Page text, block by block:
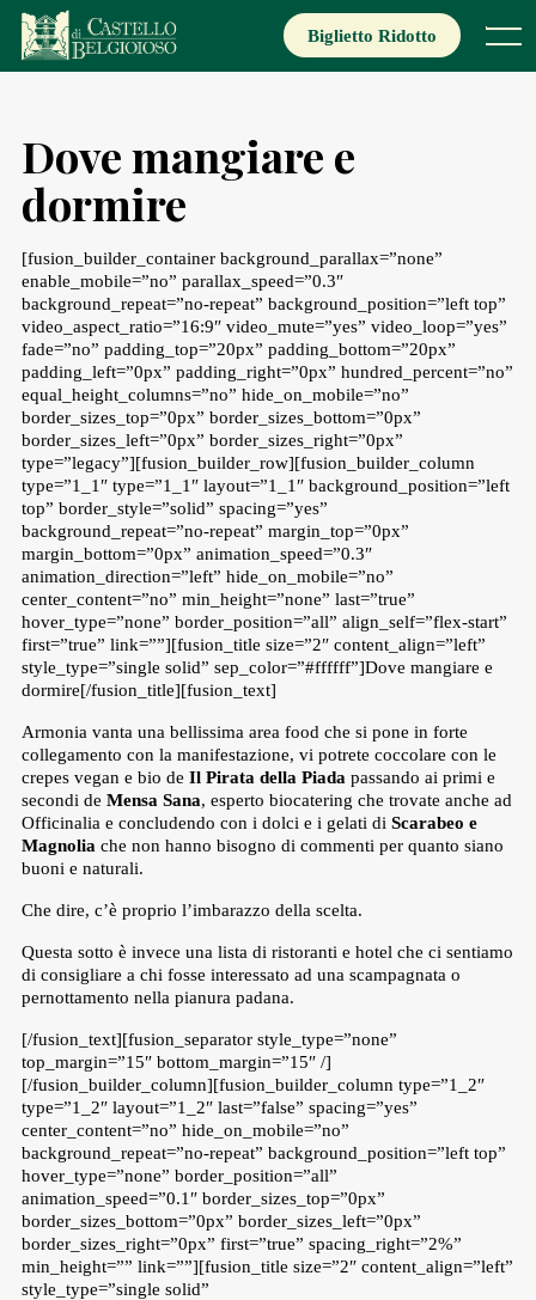
Skip
content
Menu
Biglietto Ridotto
Dove mangiare e
dormire
[fusion_builder_container background_parallax=”none”
enable_mobile=”no” parallax_speed=”0.3″
background_repeat=”no-repeat” background_position=”left top”
video_aspect_ratio=”16:9″ video_mute=”yes” video_loop=”yes”
fade=”no” padding_top=”20px” padding_bottom=”20px”
padding_left=”0px” padding_right=”0px” hundred_percent=”no”
equal_height_columns=”no” hide_on_mobile=”no”
border_sizes_top=”0px” border_sizes_bottom=”0px”
border_sizes_left=”0px” border_sizes_right=”0px”
type=”legacy”][fusion_builder_row][fusion_builder_column
type=”1_1″ type=”1_1″ layout=”1_1″ background_position=”left
top” border_style=”solid” spacing=”yes”
background_repeat=”no-repeat” margin_top=”0px”
margin_bottom=”0px” animation_speed=”0.3″
animation_direction=”left” hide_on_mobile=”no”
center_content=”no” min_height=”none” last=”true”
hover_type=”none” border_position=”all” align_self=”flex-start”
first=”true” link=””][fusion_title size=”2″ content_align=”left”
style_type=”single solid” sep_color=”#ffffff”]Dove mangiare e
dormire[/fusion_title][fusion_text]
Armonia vanta una bellissima area food che si pone in forte
collegamento con la manifestazione, vi potrete coccolare con le
crepes vegan e bio de Il Pirata della Piada passando ai primi e
secondi de Mensa Sana, esperto biocatering che trovate anche ad
Officinalia e concludendo con i dolci e i gelati di Scarabeo e
Magnolia che non hanno bisogno di commenti per quanto siano
buoni e naturali.
Che dire, c’è proprio l’imbarazzo della scelta.
Questa sotto è invece una lista di ristoranti e hotel che ci sentiamo
di consigliare a chi fosse interessato ad una scampagnata o
pernottamento nella pianura padana.
[/fusion_text][fusion_separator style_type=”none”
top_margin=”15″ bottom_margin=”15″ /]
[/fusion_builder_column][fusion_builder_column type=”1_2″
type=”1_2″ layout=”1_2″ last=”false” spacing=”yes”
center_content=”no” hide_on_mobile=”no”
background_repeat=”no-repeat” background_position=”left top”
hover_type=”none” border_position=”all”
animation_speed=”0.1″ border_sizes_top=”0px”
border_sizes_bottom=”0px” border_sizes_left=”0px”
border_sizes_right=”0px” first=”true” spacing_right=”2%”
min_height=”” link=””][fusion_title size=”2″ content_align=”left”
style_type=”single solid”